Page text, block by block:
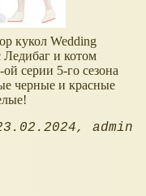
кукол Wedding
Ледибаг и котом
серии 5-го сезона
черные и красные
admin